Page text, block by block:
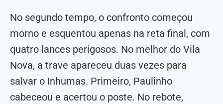
No segundo tempo, o confronto começou
morno e esquentou apenas na reta final, com
quatro lances perigosos. No melhor do Vila
Nova, a trave apareceu duas vezes para
salvar o Inhumas. Primeiro, Paulinho
cabeceou e acertou o poste. No rebote,